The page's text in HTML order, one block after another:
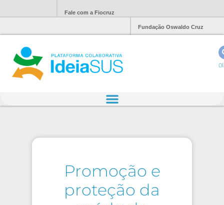
Fale com a Fiocruz
Fundação Oswaldo Cruz
Promoção e
proteção da